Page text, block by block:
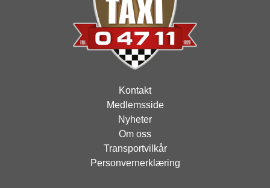
Kontakt
Medlemsside
Nyheter
Om oss
Transportvilkår
Personvernerklæring